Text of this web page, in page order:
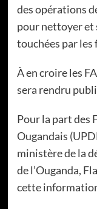
des opérations
pour nettoyer et
touchées par les
À en croire les
sera rendru
Pour la part des
Ougandais
ministère de la
de l’Ouganda,
cette